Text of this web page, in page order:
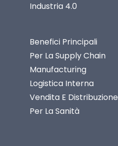
Industria 4.0
Benefici Principali
Per La Supply Chain
Manufacturing
Logistica Interna
Vendita E Distribuzione
Per La Sanità